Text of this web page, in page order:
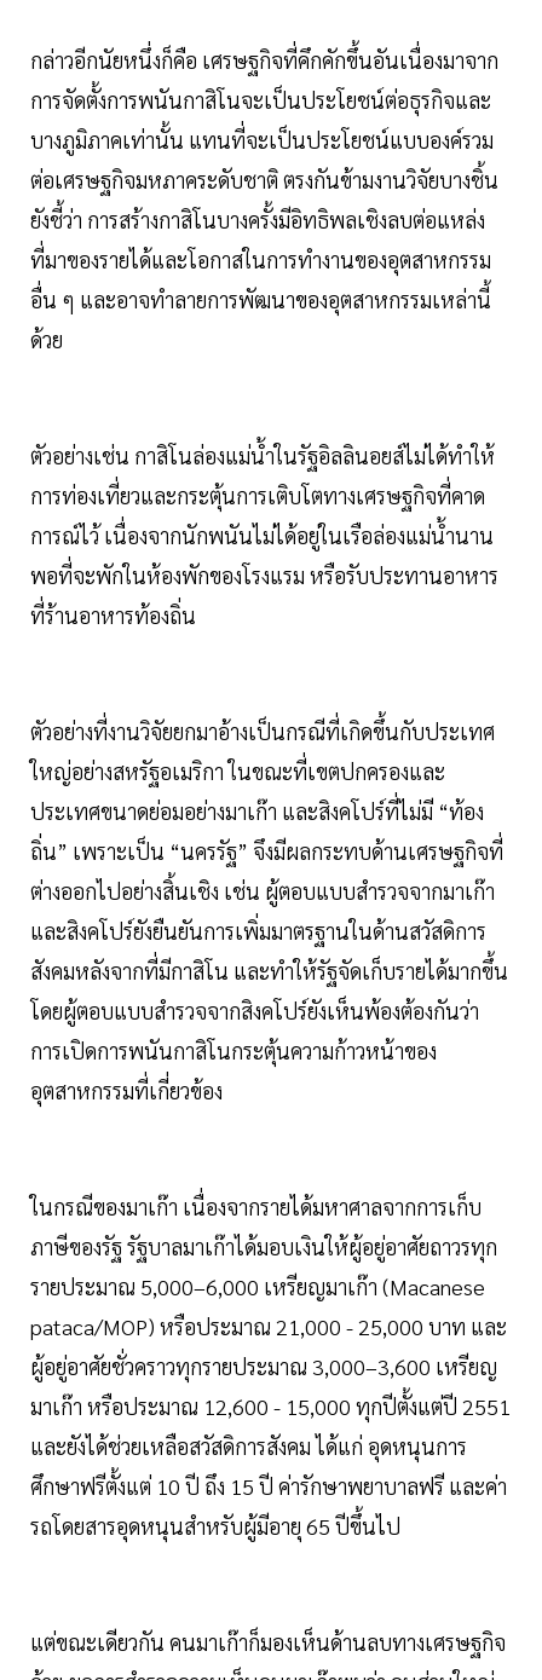
กล่าวอีกนัยหนึ่งก็คือ เศรษฐกิจที่คึกคักขึ้นอันเนื่องมาจาก
การจัดตั้งการพนันกาสิโนจะเป็นประโยชน์ต่อธุรกิจและ
บางภูมิภาคเท่านั้น แทนที่จะเป็นประโยชน์แบบองค์รวม
ต่อเศรษฐกิจมหภาคระดับชาติ ตรงกันข้ามงานวิจัยบางชิ้น
ยังชี้ว่า การสร้างกาสิโนบางครั้งมีอิทธิพลเชิงลบต่อแหล่ง
ที่มาของรายได้และโอกาสในการทำงานของอุตสาหกรรม
อื่น ๆ และอาจทำลายการพัฒนาของอุตสาหกรรมเหล่านี้
ด้วย
ตัวอย่างเช่น กาสิโนล่องแม่น้ำในรัฐอิลลินอยส์ไม่ได้ทำให้
การท่องเที่ยวและกระตุ้นการเติบโตทางเศรษฐกิจที่คาด
การณ์ไว้ เนื่องจากนักพนันไม่ได้อยู่ในเรือล่องแม่น้ำนาน
พอที่จะพักในห้องพักของโรงแรม หรือรับประทานอาหาร
ที่ร้านอาหารท้องถิ่น
ตัวอย่างที่งานวิจัยยกมาอ้างเป็นกรณีที่เกิดขึ้นกับประเทศ
ใหญ่อย่างสหรัฐอเมริกา ในขณะที่เขตปกครองและ
ประเทศขนาดย่อมอย่างมาเก๊า และสิงคโปร์ที่ไม่มี “ท้อง
ถิ่น” เพราะเป็น “นครรัฐ” จึงมีผลกระทบด้านเศรษฐกิจที่
ต่างออกไปอย่างสิ้นเชิง เช่น ผู้ตอบแบบสำรวจจากมาเก๊า
และสิงคโปร์ยังยืนยันการเพิ่มมาตรฐานในด้านสวัสดิการ
สังคมหลังจากที่มีกาสิโน และทำให้รัฐจัดเก็บรายได้มากขึ้น
โดยผู้ตอบแบบสำรวจจากสิงคโปร์ยังเห็นพ้องต้องกันว่า
การเปิดการพนันกาสิโนกระตุ้นความก้าวหน้าของ
อุตสาหกรรมที่เกี่ยวข้อง
ในกรณีของมาเก๊า เนื่องจากรายได้มหาศาลจากการเก็บ
ภาษีของรัฐ รัฐบาลมาเก๊าได้มอบเงินให้ผู้อยู่อาศัยถาวรทุก
รายประมาณ 5,000–6,000 เหรียญมาเก๊า (Macanese
pataca/MOP) หรือประมาณ 21,000 - 25,000 บาท และ
ผู้อยู่อาศัยชั่วคราวทุกรายประมาณ 3,000–3,600 เหรียญ
มาเก๊า หรือประมาณ 12,600 - 15,000 ทุกปีตั้งแต่ปี 2551
และยังได้ช่วยเหลือสวัสดิการสังคม ได้แก่ อุดหนุนการ
ศึกษาฟรีตั้งแต่ 10 ปี ถึง 15 ปี ค่ารักษาพยาบาลฟรี และค่า
รถโดยสารอุดหนุนสำหรับผู้มีอายุ 65 ปีขึ้นไป
แต่ขณะเดียวกัน คนมาเก๊าก็มองเห็นด้านลบทางเศรษฐกิจ